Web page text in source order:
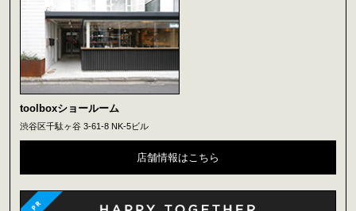
toolboxショールーム
渋谷区千駄ヶ谷 3-61-8 NK-5ビル
店舗情報はこちら